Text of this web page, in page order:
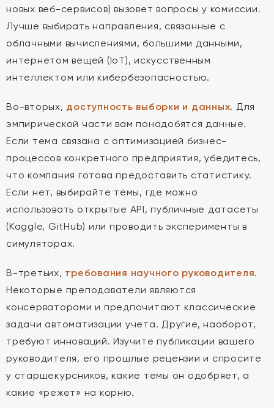
новых веб-сервисов) вызовет вопросы у комиссии.
Лучше выбирать направления, связанные с
облачными вычислениями, большими данными,
интернетом вещей (IoT), искусственным
интеллектом или кибербезопасностью.
Во-вторых, доступность выборки и данных. Для
эмпирической части вам понадобятся данные.
Если тема связана с оптимизацией бизнес-
процессов конкретного предприятия, убедитесь,
что компания готова предоставить статистику.
Если нет, выбирайте темы, где можно
использовать открытые API, публичные датасеты
(Kaggle, GitHub) или проводить эксперименты в
симуляторах.
В-третьих, требования научного руководителя.
Некоторые преподаватели являются
консерваторами и предпочитают классические
задачи автоматизации учета. Другие, наоборот,
требуют инноваций. Изучите публикации вашего
руководителя, его прошлые рецензии и спросите
у старшекурсников, какие темы он одобряет, а
какие «режет» на корню.